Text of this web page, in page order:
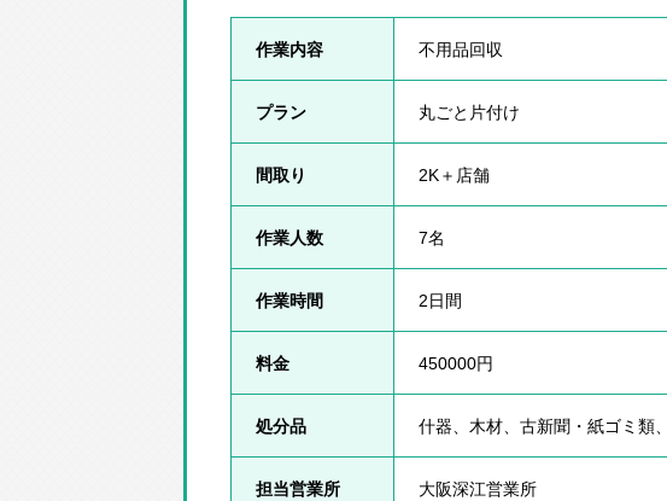
作業内容 不用品回収
プラン 丸ごと片付け
間取り 2K＋店舗
作業人数 7名
作業時間 2日間
料金 450000円
処分品 什器、木材、古新聞・紙ゴミ類
担当営業所 大阪深江営業所